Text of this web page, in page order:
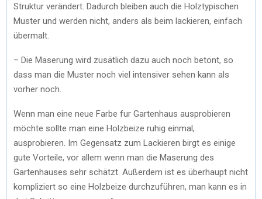
Struktur verändert. Dadurch bleiben auch die Holztypischen
Muster und werden nicht, anders als beim lackieren, einfach
übermalt.
– Die Maserung wird zusätlich dazu auch noch betont, so
dass man die Muster noch viel intensiver sehen kann als
vorher noch.
Wenn man eine neue Farbe fur Gartenhaus ausprobieren
möchte sollte man eine Holzbeize ruhig einmal,
ausprobieren. Im Gegensatz zum Lackieren birgt es einige
gute Vorteile, vor allem wenn man die Maserung des
Gartenhauses sehr schätzt. Außerdem ist es überhaupt nicht
kompliziert so eine Holzbeize durchzuführen, man kann es in